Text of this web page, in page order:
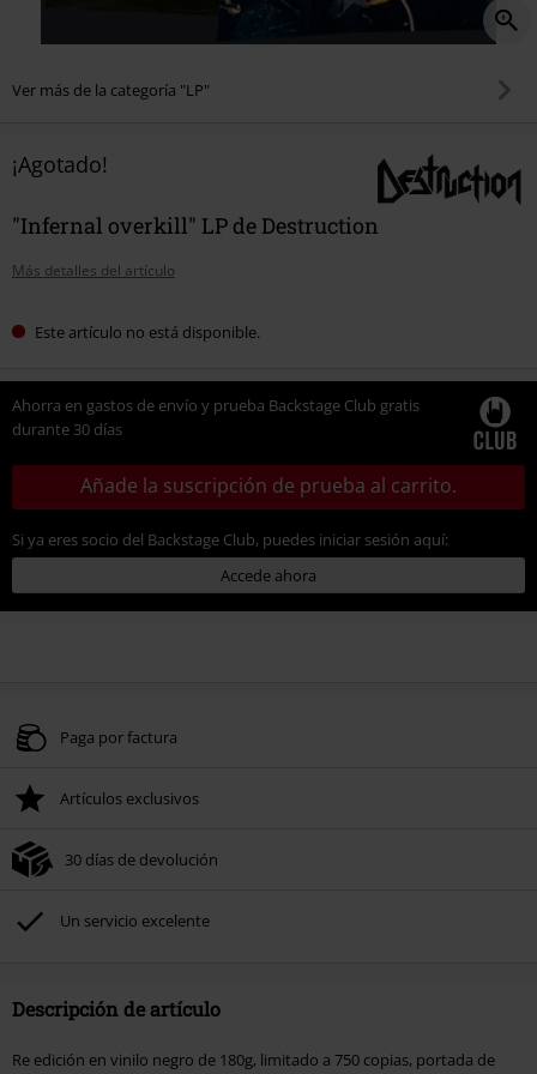
Ver más de la categoría "LP"
¡Agotado!
"Infernal overkill" LP de Destruction
Más detalles del artículo
Este artículo no está disponible.
Ahorra en gastos de envío y prueba Backstage Club gratis
durante 30 días
Añade la suscripción de prueba al carrito.
Si ya eres socio del Backstage Club, puedes iniciar sesión aquí:
Accede ahora
Paga por factura
Artículos exclusivos
30 días de devolución
Un servicio excelente
Descripción de artículo
Re edición en vinilo negro de 180g, limitado a 750 copias, portada de